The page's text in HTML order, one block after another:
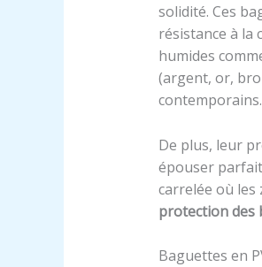
solidité. Ces
résistance à la
humides
(argent, or,
contemporains.
De plus, leur
épouser
carrelée où les
protection des
Baguettes en